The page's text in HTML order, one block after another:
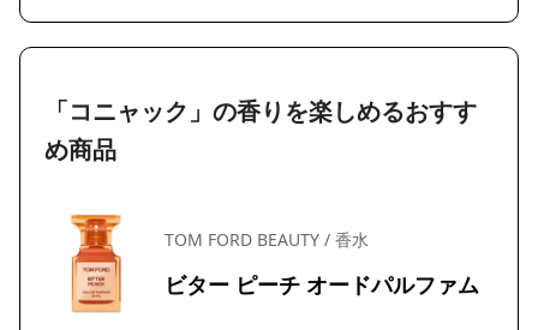
「コニャック」の香りを楽しめるおすす
め商品
TOM FORD BEAUTY / 香水
ビター ピーチ オードパルファム